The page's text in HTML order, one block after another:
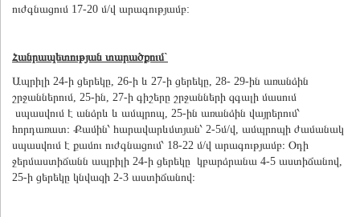
ուժգնացում 17-20 մ/վ արագությամբ:
Հանրապետության տարածքում`
Ապրիլի 24-ի ցերեկը, 26-ի և 27-ի ցերեկը, 28- 29-ին առանձին
շրջաններում, 25-ին, 27-ի գիշերը շրջանների զգալի մասում
սպասվում է անձրև և ամպրոպ, 25-ին առանձին վայրերում՝
հորդառատ։ Քամին՝ հարավարևմտյան՝ 2-5մ/վ, ամպրոպի ժամանակ
սպասվում է քամու ուժգնացում՝ 18-22 մ/վ արագությամբ։ Օդի
ջերմաստիճանն ապրիլի 24-ի ցերեկը կբարձրանա 4-5 աստիճանով,
25-ի ցերեկը կնվազի 2-3 աստիճանով։